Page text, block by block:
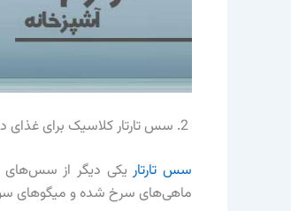
سس تارتاریکی دیگر از سس‌های
ماهی‌های سرخ شده و میگوهای